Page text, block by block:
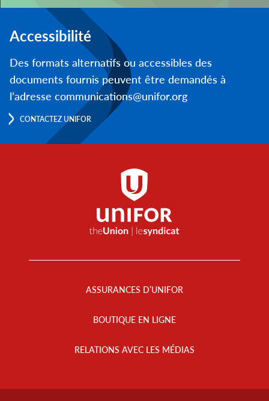
Accessibilité
Des formats alternatifs ou accessibles des
documents fournis peuvent être demandés à
l’adresse communications@unifor.org
CONTACTEZ UNIFOR
ASSURANCES D’UNIFOR
BOUTIQUE EN LIGNE
RELATIONS AVEC LES MÉDIAS
Footer